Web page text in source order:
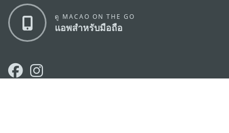
ดู MACAO ON THE GO
แอพสำหรับมือถือ